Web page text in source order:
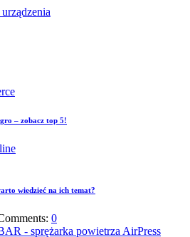
– zobacz top 5!
wiedzieć na ich temat?
0